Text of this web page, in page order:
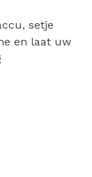
setje
en laat uw